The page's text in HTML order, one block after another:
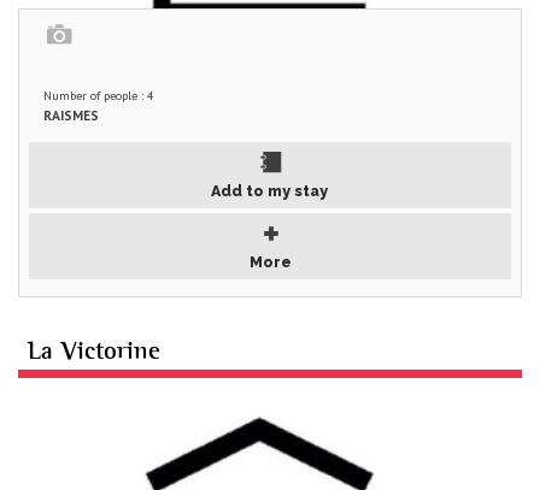
Number of people : 4
RAISMES
Add to my stay
More
La Victorine